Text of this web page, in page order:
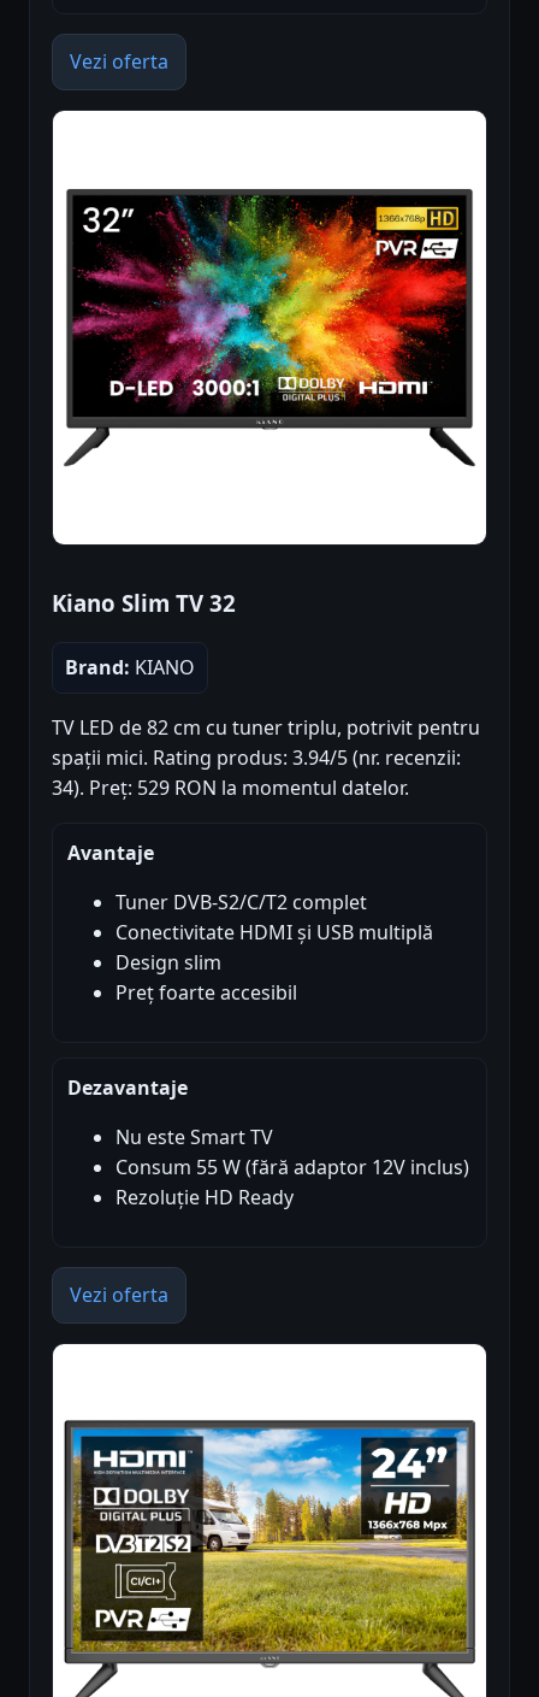
Vezi oferta
Kiano Slim TV 32
Brand: KIANO
TV LED de 82 cm cu tuner triplu, potrivit pentru
spații mici. Rating produs: 3.94/5 (nr. recenzii:
34). Preț: 529 RON la momentul datelor.
Avantaje
Tuner DVB-S2/C/T2 complet
Conectivitate HDMI și USB multiplă
Design slim
Preț foarte accesibil
Dezavantaje
Nu este Smart TV
Consum 55 W (fără adaptor 12V inclus)
Rezoluție HD Ready
Vezi oferta